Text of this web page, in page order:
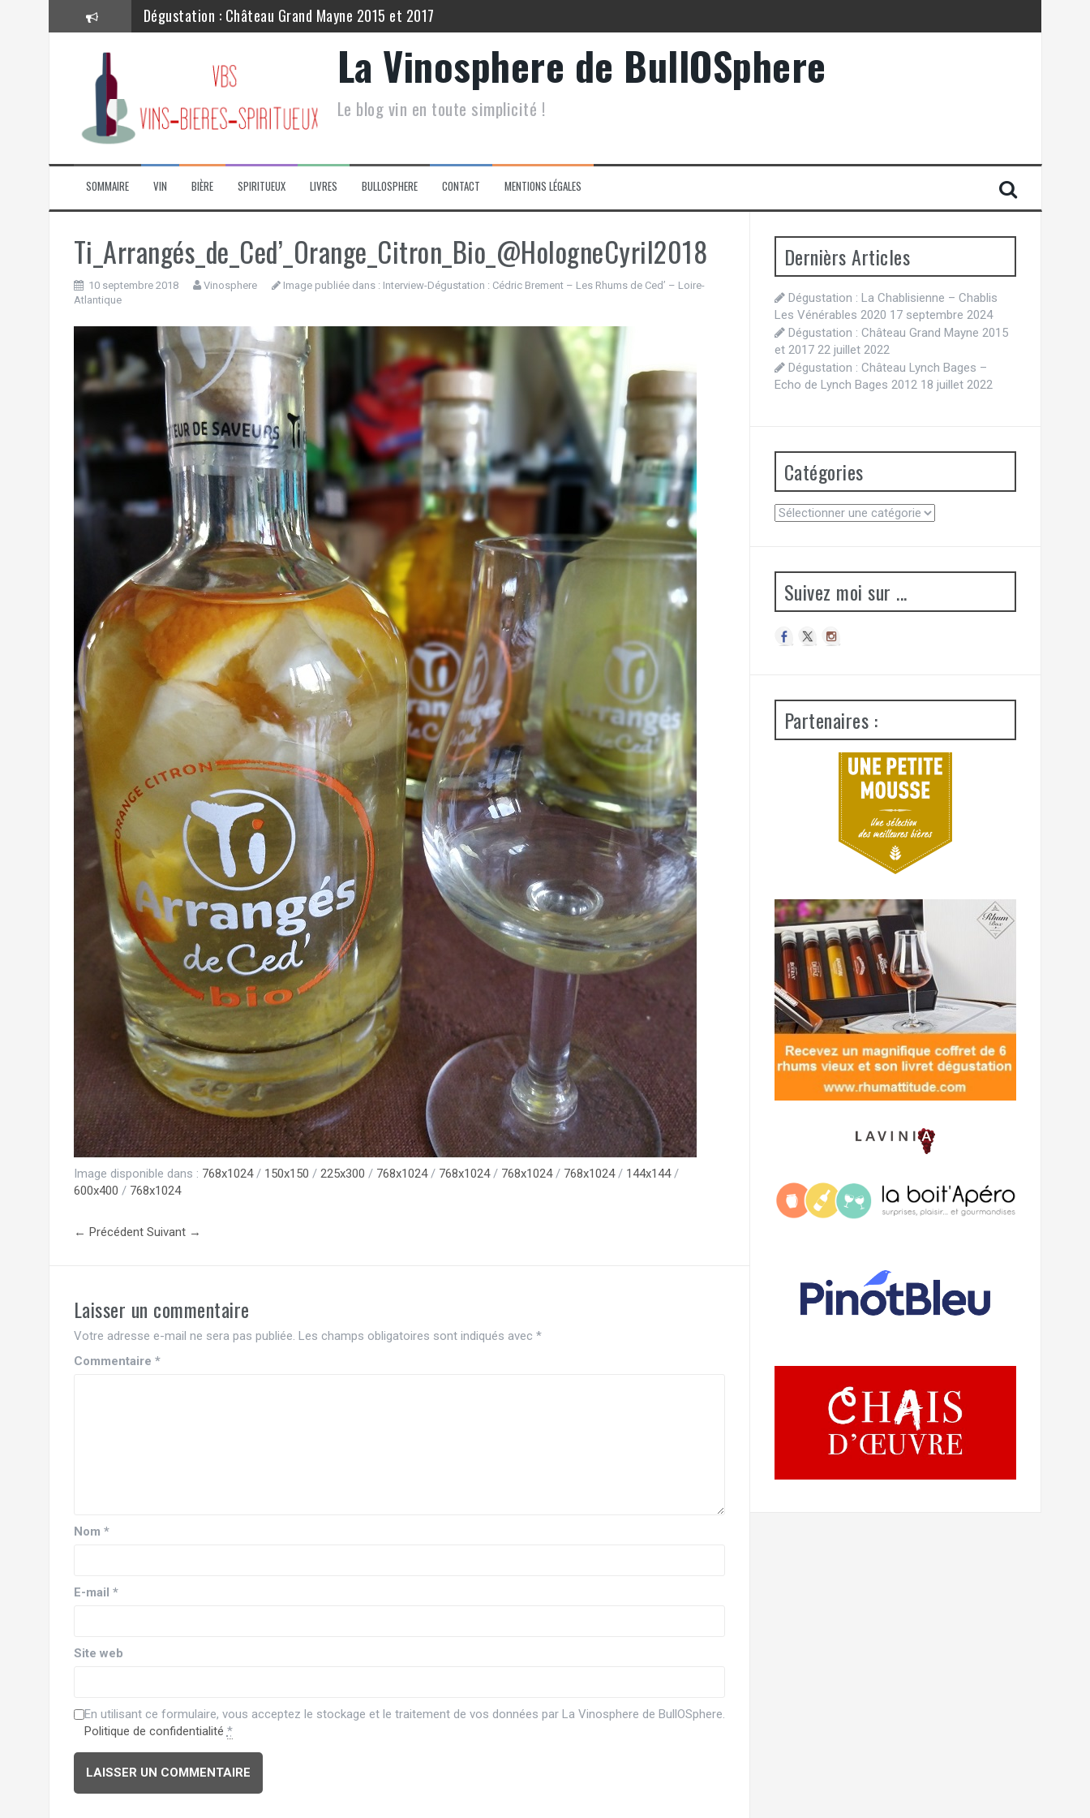
Dégustation : Château Grand Mayne 2015 et 2017
Dégustation : Château Lynch Bages – Echo de Lynch Bages 2012
Dégustation : Château Lagrange 2015
Dégustation : Château Grand Mayne – Filia du Grand Mayne 2015.
Dégustation : La Chablisienne – Chablis Les Vénérables 2020
La Vinosphere de BullOSphere
Le blog vin en toute simplicité !
SOMMAIRE VIN BIÈRE SPIRITUEUX LIVRES BULLOSPHERE CONTACT MENTIONS LÉGALES
Ti_Arrangés_de_Ced’_Orange_Citron_Bio_@HologneCyril2018
10 septembre 2018 Vinosphere Image publiée dans : Interview-Dégustation : Cédric Brement – Les Rhums de Ced’ – Loire-
Atlantique
Image disponible dans : 768x1024/ 150x150 / 225x300 / 768x1024/ 768x1024/ 768x1024/ 768x1024/ 144x144/
600x400 / 768x1024
← Précédent Suivant →
Laisser un commentaire
Votre adresse e-mail ne sera pas publiée. Les champs obligatoires sont indiqués avec *
Commentaire *
Nom *
E-mail *
Site web
En utilisant ce formulaire, vous acceptez le stockage et le traitement de vos données par La Vinosphere de BullOSphere.
Politique de confidentialité *
Dernièrs Articles
Dégustation : La Chablisienne – Chablis
Les Vénérables 2020 17 septembre 2024
Dégustation : Château Grand Mayne 2015
et 2017 22 juillet 2022
Dégustation : Château Lynch Bages –
Echo de Lynch Bages 2012 18 juillet 2022
Catégories
Catégories
Suivez moi sur ...
Partenaires :